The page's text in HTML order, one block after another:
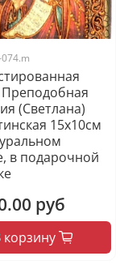
074.m
(Светлана)
15х10см
в подарочной
руб
корзину